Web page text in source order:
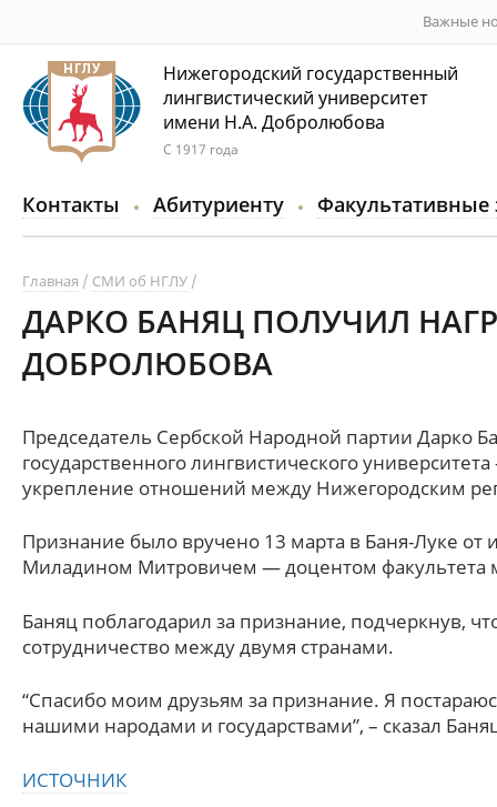
Важные
Нижегородский государственный
лингвистический университет
имени Н.А. Добролюбова
С 1917 года
Контакты Абитуриенту Факультативные
Главная СМИ об НГЛУ
ДАРКО БАНЯЦ ПОЛУЧИЛ
ДОБРОЛЮБОВА
Председатель Сербской Народной партии Дарко
государственного лингвистического
укрепление отношений между Нижегородским
Признание было вручено 13 марта в Баня-Луке
Миладином Митровичем — доцентом
Баняц поблагодарил за признание, подчеркнув,
сотрудничество между двумя странами.
“Спасибо моим друзьям за признание. Я
нашими народами и государствами”, – сказал
ИСТОЧНИК